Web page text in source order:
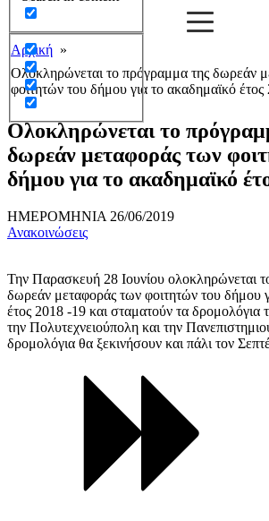
Αρχική »
Ολοκληρώνεται το πρόγραμμα της δωρεάν
φοιτητών του δήμου για το ακαδημαϊκό
Ολοκληρώνεται το
δωρεάν μεταφοράς των
δήμου για το ακαδημαϊκό
ΗΜΕΡΟΜΗΝΙΑ26/06/2019
Ανακοινώσεις
Την Παρασκευή 28 Ιουνίου ολοκληρώνεται
δωρεάν μεταφοράς των φοιτητών του δήμου
έτος 2018 -19 και σταματούν τα
την Πολυτεχνειούπολη και την
δρομολόγια θα ξεκινήσουν και πάλι τον